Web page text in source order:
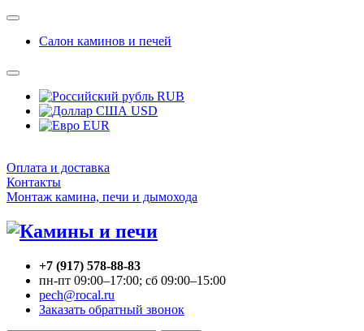
Салон каминов и печей
RUB
USD
EUR
Оплата и доставка
Контакты
Монтаж камина, печи и дымохода
+7 (917) 578-88-83
пн-пт 09:00–17:00; сб 09:00–15:00
pech@rocal.ru
Заказать обратный звонок